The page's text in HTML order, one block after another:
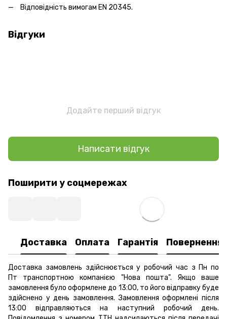
Відповідність вимогам EN 20345.
Відгуки
Додайте перший відгук
Написати відгук
Поширити у соцмережах
Доставка Оплата Гарантія Повернення
Доставка замовлень здійснюється у робочий час з Пн по
Пт транспортною компанією "Нова пошта". Якщо ваше
замовлення було оформлене до 13:00, то його відправку буде
здійснено у день замовлення. Замовлення оформлені після
13:00 відправляються на наступний робочий день.